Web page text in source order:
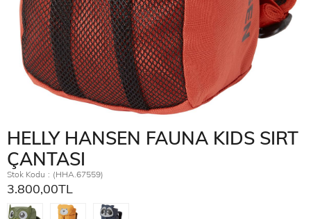
HELLY HANSEN FAUNA KIDS SIRT
ÇANTASI
Stok Kodu (HHA.67559)
3.800,00TL